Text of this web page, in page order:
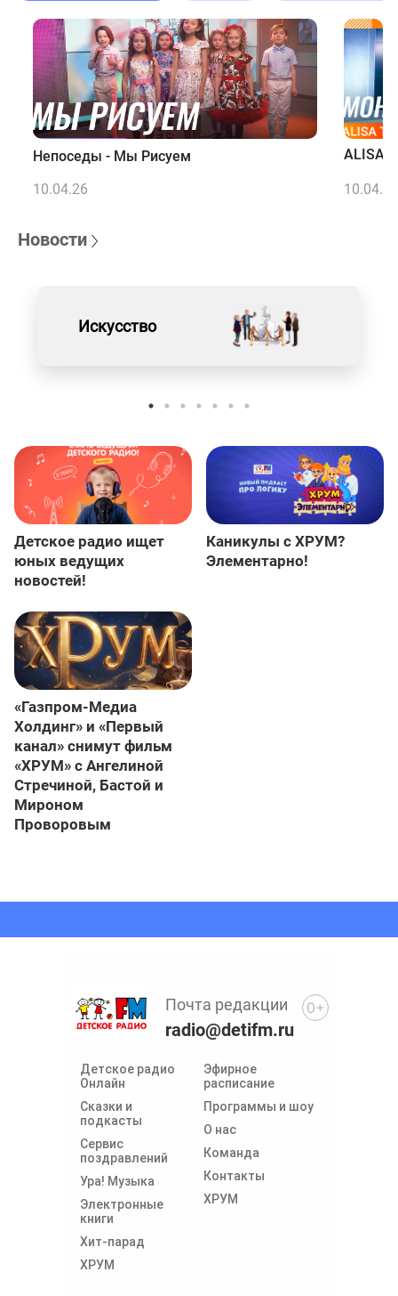
Непоседы - Мы Рисуем
10.04.26
ALISA
10.04.26
Новости
Искусство
Детское радио ищет
юных ведущих
новостей!
Каникулы с ХРУМ?
Элементарно!
«Газпром-Медиа
Холдинг» и «Первый
канал» снимут фильм
«ХРУМ» с Ангелиной
Стречиной, Бастой и
Мироном
Проворовым
Детское радио
Онлайн
Сказки и
подкасты
Сервис
поздравлений
Ура! Музыка
Электронные
книги
Хит-парад
ХРУМ
Эфирное
расписание
Программы и шоу
О нас
Команда
Контакты
ХРУМ
Почта редакции
radio@detifm.ru
0+